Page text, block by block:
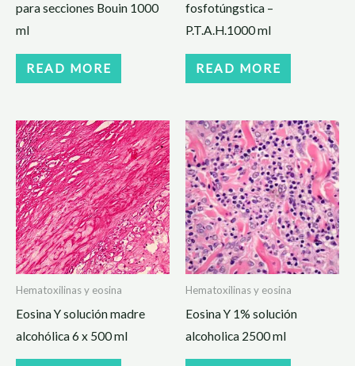
para secciones Bouin 1000
ml
READ MORE
fosfotúngstica –
P.T.A.H.1000 ml
READ MORE
Hematoxilinas y eosina
Eosina Y solución madre
alcohólica 6 x 500 ml
Hematoxilinas y eosina
Eosina Y 1% solución
alcoholica 2500 ml